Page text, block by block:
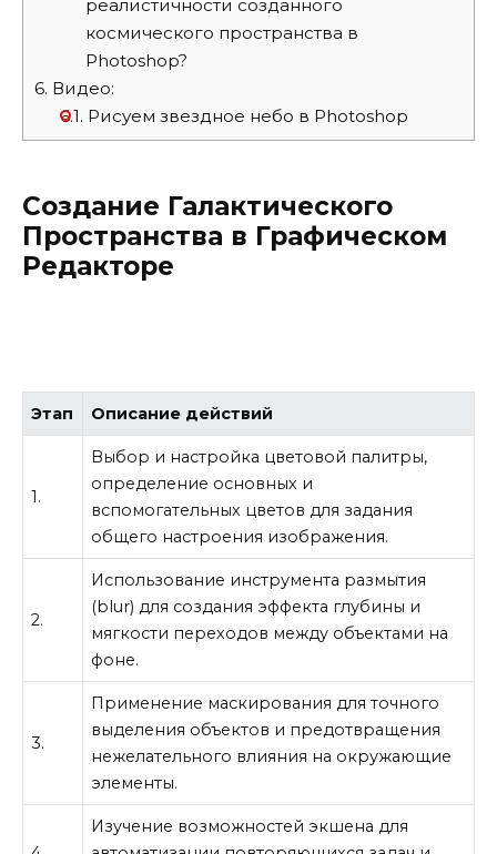
реалистичности созданного
космического пространства в
Photoshop?
6. Видео:
6.1. Рисуем звездное небо в Photoshop
Создание Галактического
Пространства в Графическом
Редакторе
Этап Описание действий
1.
Выбор и настройка цветовой палитры,
определение основных и
вспомогательных цветов для задания
общего настроения изображения.
2.
Использование инструмента размытия
(blur) для создания эффекта глубины и
мягкости переходов между объектами на
фоне.
3.
Применение маскирования для точного
выделения объектов и предотвращения
нежелательного влияния на окружающие
элементы.
Изучение возможностей экшена для